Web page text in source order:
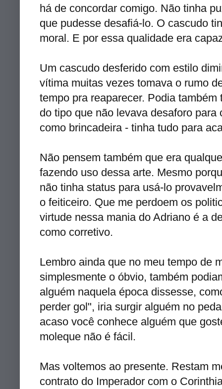
há de concordar comigo. Não tinha
que pudesse desafiá-lo. O cascudo
moral. E por essa qualidade era
Um cascudo desferido com estilo
vítima muitas vezes tomava o rumo
tempo pra reaparecer. Podia
do tipo que não levava desaforo
como brincadeira - tinha tudo para
Não pensem também que era
fazendo uso dessa arte. Mesmo
não tinha status para usá-lo
o feiticeiro. Que me perdoem os
virtude nessa mania do Adriano é a
como corretivo.
Lembro ainda que no meu tempo de
simplesmente o óbvio, também
alguém naquela época dissesse,
perder gol", iria surgir alguém no
acaso você conhece alguém que
moleque não é fácil.
Mas voltemos ao presente. Restam
contrato do Imperador com o